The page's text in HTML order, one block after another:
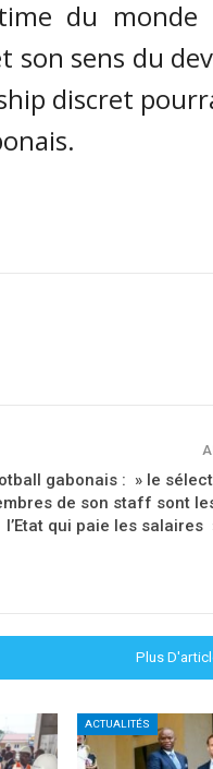
du monde
son sens du
discret
gabonais : » le
de son staff sont
l’Etat qui paie les salaires
Plus
ACTUALITÉS